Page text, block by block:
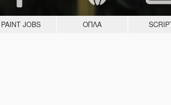
PAINT JOBS ΌΠΛΑ